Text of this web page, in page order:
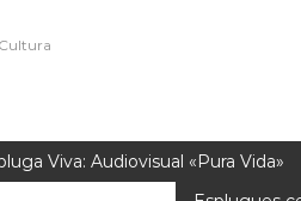
Cultura
Viva: Audiovisual «Pura Vida»